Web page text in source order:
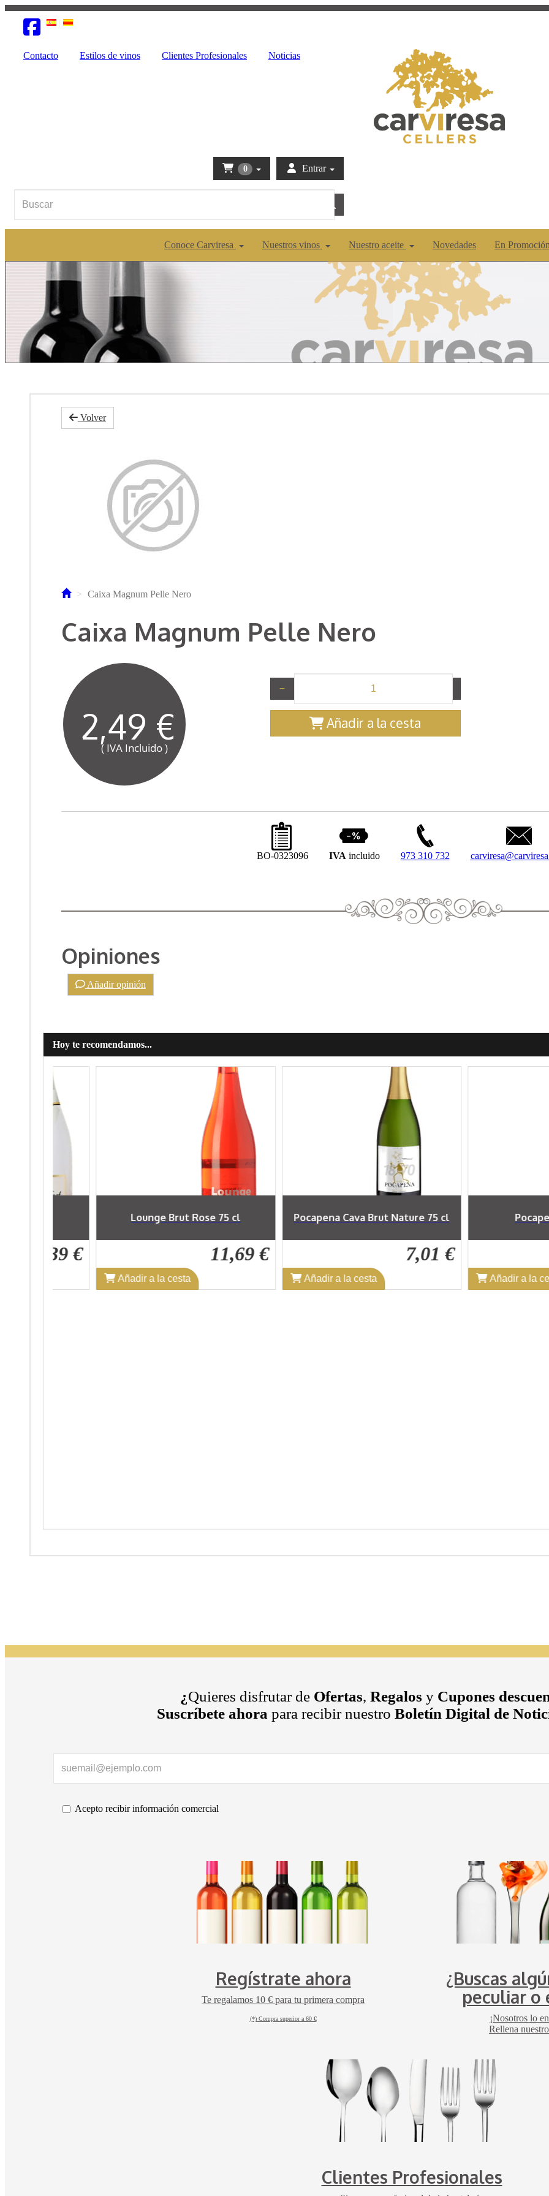
Contacto Estilos de vinos Clientes Profesionales Noticias
0 Entrar
Conoce Carviresa Nuestros vinos Nuestro aceite Novedades En Promoción
Volver
Caixa Magnum Pelle Nero
Caixa Magnum Pelle Nero
2,49 €
( IVA Incluido )
−
Añadir a la cesta
BO-0323096 IVA incluido 973 310 732
Opiniones
Añadir opinión
Hoy te recomendamos...
11,69 €
Pocapena Cava Brut Nature 75 cl
7,01 €
Añadir a la cesta
Pocapena Rosado
6,36 €
Añadir a la cesta
Sot
Añadir a
¿Quieres disfrutar de Ofertas, Regalos y Cupones
Suscríbete ahora para recibir nuestro Boletín Digital de
Acepto recibir información comercial
Regístrate ahora
Te regalamos 10 € para tu primera compra
(*) Compra superior a 60 €
¿Buscas
peculiar o
¡Nosotros lo
Rellena
Clientes Profesionales